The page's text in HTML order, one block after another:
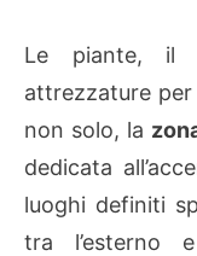
Le piante, il
attrezzature per
non solo, la
dedicata
luoghi definiti
tra l’esterno